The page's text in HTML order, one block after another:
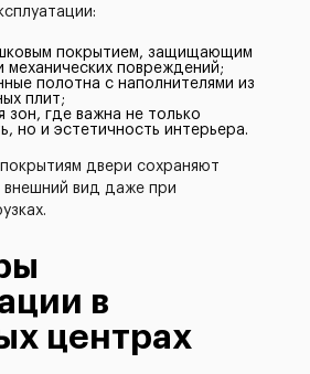
покрытием, защищающим
механических повреждений;
полотна с наполнителями из
плит;
зон, где важна не только
но и эстетичность интерьера.
двери сохраняют
внешний вид даже при
в
центрах